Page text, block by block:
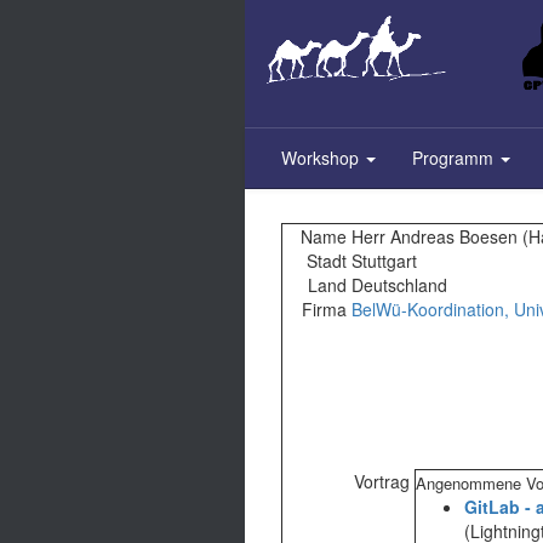
main
content
Workshop Programm
Name Herr Andreas Boesen
Stadt Stuttgart
Land Deutschland
Firma BelWü-Koordination,
Vortrag Angenommene
‎GitLab -